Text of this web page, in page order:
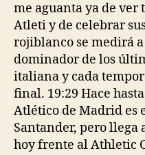
me aguanta ya de ver
Atleti y de celebrar
rojiblanco se medirá
dominador de los
italiana y cada
final. 19:29 Hace
Atlético de Madrid es
Santander, pero llega
hoy frente al Athletic